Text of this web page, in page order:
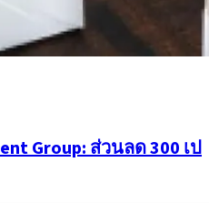
Group: ส่วนลด 300 เป